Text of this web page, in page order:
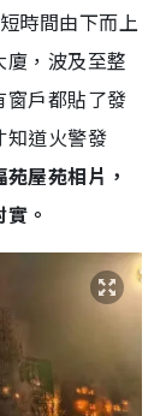
時間由下而上
，波及至整
戶都貼了發
知道火警發
屋苑相片，
。